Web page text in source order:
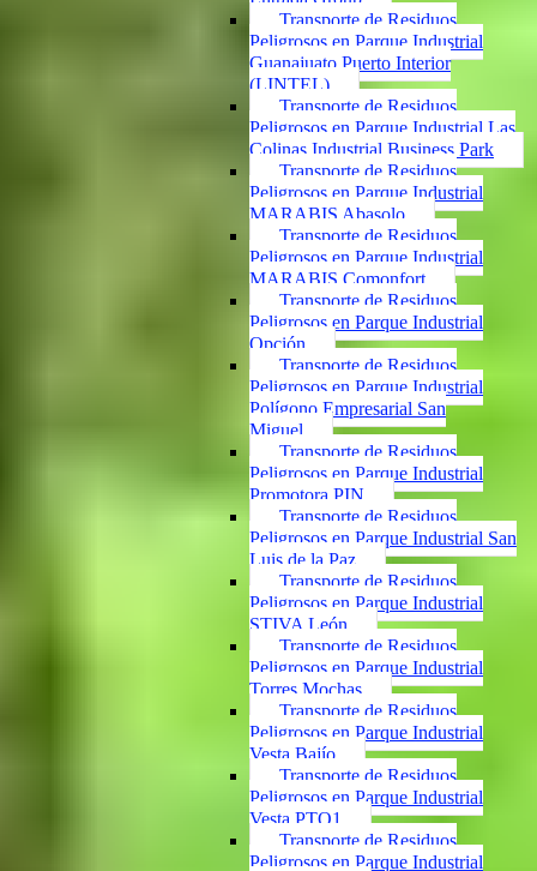
Transporte de Residuos
Peligrosos en Parque Industrial
Guanajuato Puerto Interior
(LINTEL)
Transporte de Residuos
Peligrosos en Parque Industrial Las
Colinas Industrial Business Park
Transporte de Residuos
Peligrosos en Parque Industrial
MARABIS Abasolo
Transporte de Residuos
Peligrosos en Parque Industrial
MARABIS Comonfort
Transporte de Residuos
Peligrosos en Parque Industrial
Opción
Transporte de Residuos
Peligrosos en Parque Industrial
Polígono Empresarial San
Miguel
Transporte de Residuos
Peligrosos en Parque Industrial
Promotora PIN
Transporte de Residuos
Peligrosos en Parque Industrial San
Luis de la Paz
Transporte de Residuos
Peligrosos en Parque Industrial
STIVA León
Transporte de Residuos
Peligrosos en Parque Industrial
Torres Mochas
Transporte de Residuos
Peligrosos en Parque Industrial
Vesta Bajío
Transporte de Residuos
Peligrosos en Parque Industrial
Vesta PTO1
Transporte de Residuos
Peligrosos en Parque Industrial